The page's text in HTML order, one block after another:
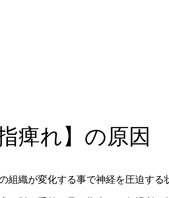
痺れ】の原因
組織が変化する事で神経を圧迫する